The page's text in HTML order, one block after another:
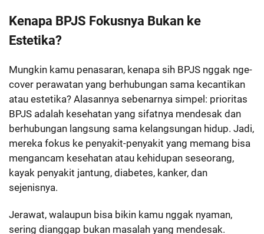
Kenapa BPJS Fokusnya Bukan ke
Estetika?
Mungkin kamu penasaran, kenapa sih BPJS nggak nge-
cover perawatan yang berhubungan sama kecantikan
atau estetika? Alasannya sebenarnya simpel: prioritas
BPJS adalah kesehatan yang sifatnya mendesak dan
berhubungan langsung sama kelangsungan hidup. Jadi,
mereka fokus ke penyakit-penyakit yang memang bisa
mengancam kesehatan atau kehidupan seseorang,
kayak penyakit jantung, diabetes, kanker, dan
sejenisnya.
Jerawat, walaupun bisa bikin kamu nggak nyaman,
sering dianggap bukan masalah yang mendesak.